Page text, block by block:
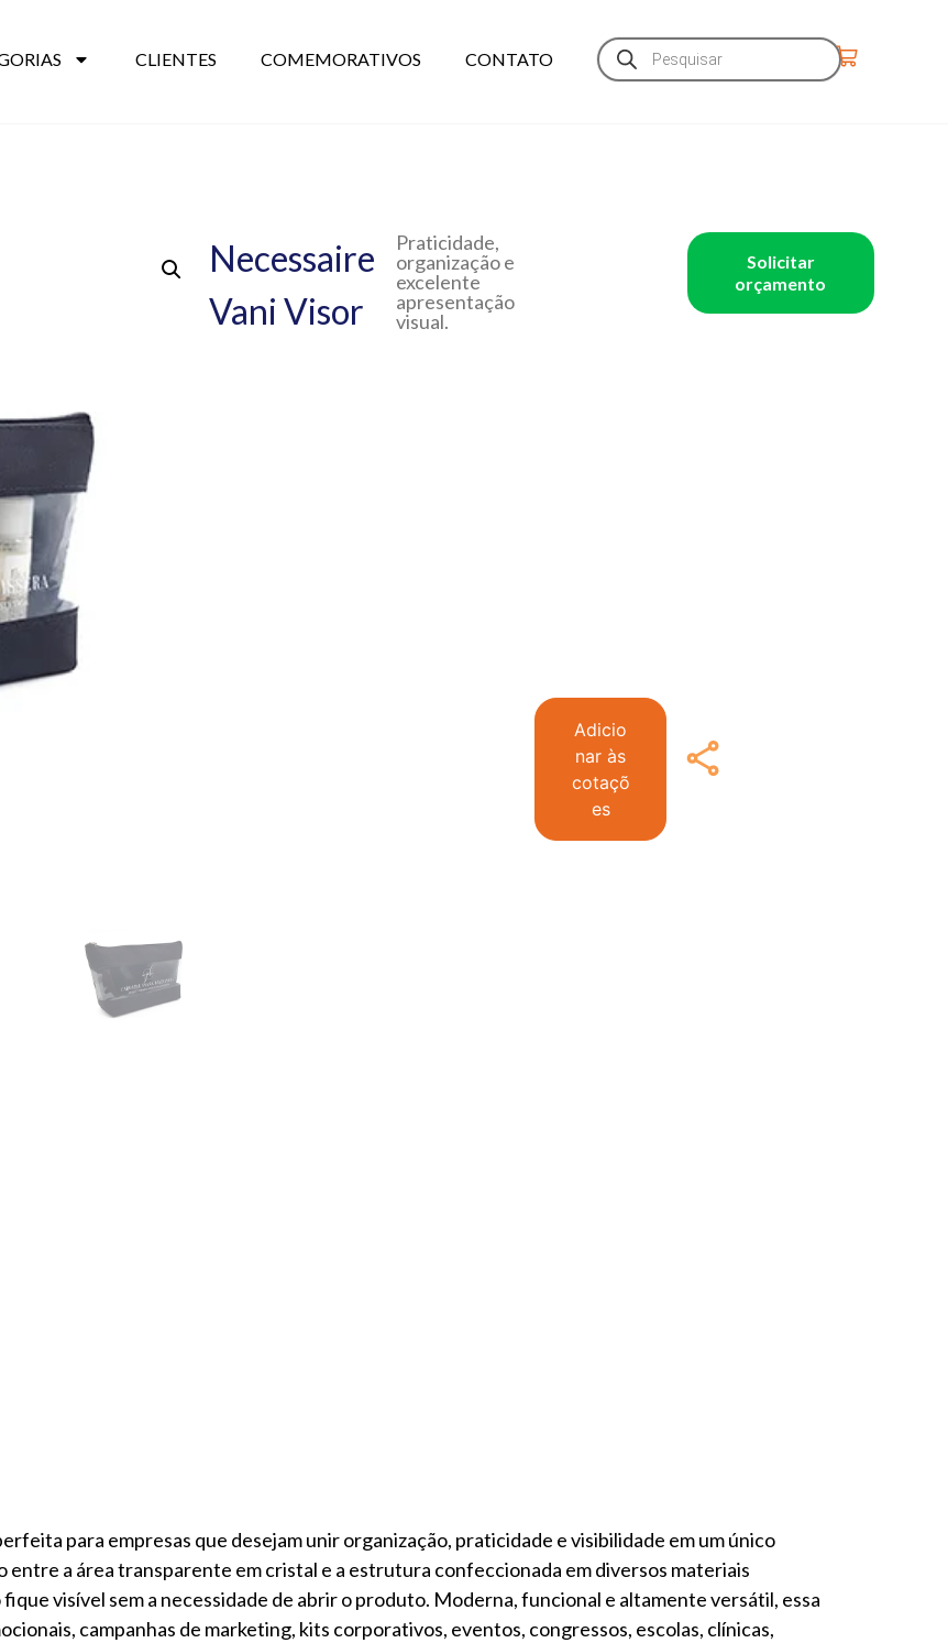
CLIENTES COMEMORATIVOS CONTATO
Necessaire
Vani Visor
Praticidade,
organização e
excelente
apresentação
visual.
Adicio
nar às
cotaçõ
es
Solicitar
orçamento
para empresas que desejam unir organização, praticidade e visibilidade em um único
a área transparente em cristal e a estrutura confeccionada em diversos materiais
visível sem a necessidade de abrir o produto. Moderna, funcional e altamente versátil, essa
campanhas de marketing, kits corporativos, eventos, congressos, escolas, clínicas,